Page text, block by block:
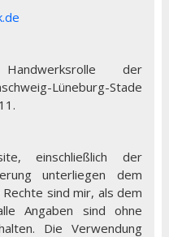
der
Lüneburg-Stade
einschließlich der
unterliegen dem
sind mir, als dem
Angaben sind ohne
Die Verwendung